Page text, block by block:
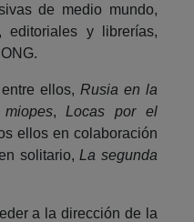
de medio mundo,
editoriales y librerías,
entre ellos,Rusia en la
,Locas por el
ellos en colaboración
solitario,La segunda
a la dirección de la